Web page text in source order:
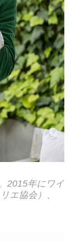
2015年にワイ
エ協会）、